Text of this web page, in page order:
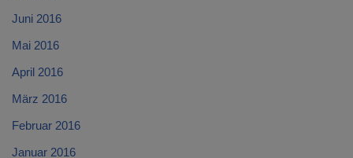
Juni 2016
Mai 2016
April 2016
März 2016
Februar 2016
Januar 2016